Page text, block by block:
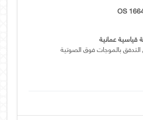
OS
قياسية عمانية
بالموجات فوق الصوتية